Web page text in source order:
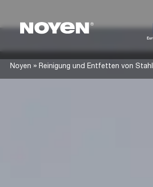
Noyen
Noyen » Reinigung und Entfetten von Stahl